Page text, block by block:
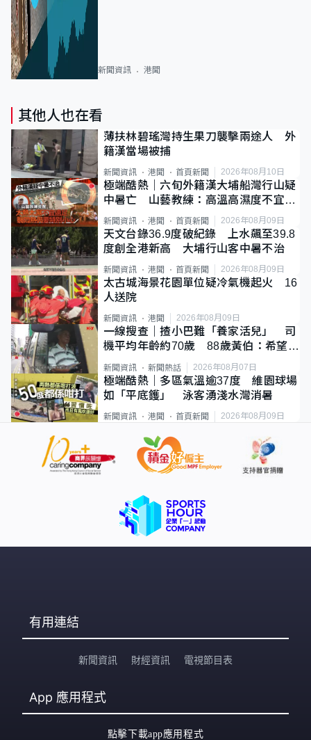
新聞資訊 港聞
其他人也在看
薄扶林碧瑤灣持生果刀襲擊兩途人 外
籍漢當場被捕
新聞資訊 港聞 首頁新聞 2026年08月10日
極端酷熱｜六旬外籍漢大埔船灣行山疑
中暑亡 山藝教練：高溫高濕度不宜遠
足
新聞資訊 港聞 首頁新聞 2026年08月09日
天文台錄36.9度破紀錄 上水飆至39.8
度創全港新高 大埔行山客中暑不治
新聞資訊 港聞 首頁新聞 2026年08月09日
太古城海景花園單位疑冷氣機起火 16
人送院
新聞資訊 港聞 2026年08月09日
一線搜查｜揸小巴難「養家活兒」 司
機平均年齡約70歲 88歲黃伯：希望一
直揸落去
新聞資訊 新聞熱話 2026年08月07日
極端酷熱｜多區氣溫逾37度 維園球場
如「平底鑊」 泳客湧淺水灣消暑
新聞資訊 港聞 首頁新聞 2026年08月09日
有用連結
新聞資訊 財經資訊 電視節目表
App 應用程式
點擊下載app應用程式